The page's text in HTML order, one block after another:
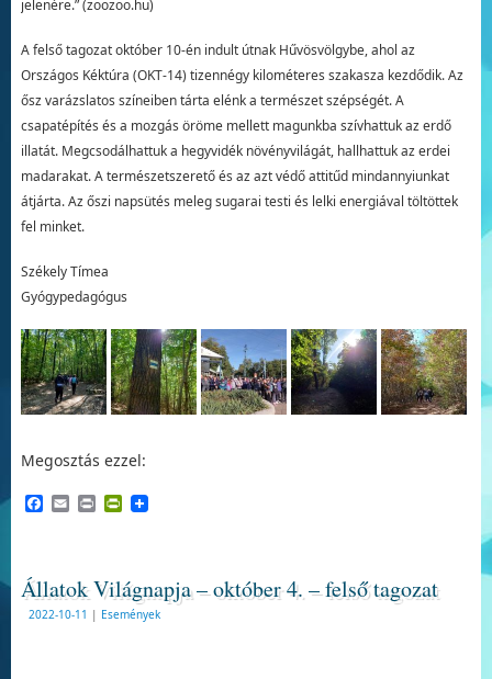
jelenére.” (zoozoo.hu)
A felső tagozat október 10-én indult útnak Hűvösvölgybe, ahol az
Országos Kéktúra (OKT-14) tizennégy kilométeres szakasza kezdődik. Az
ősz varázslatos színeiben tárta elénk a természet szépségét. A
csapatépítés és a mozgás öröme mellett magunkba szívhattuk az erdő
illatát. Megcsodálhattuk a hegyvidék növényvilágát, hallhattuk az erdei
madarakat. A természetszerető és az azt védő attitűd mindannyiunkat
átjárta. Az őszi napsütés meleg sugarai testi és lelki energiával töltöttek
fel minket.
Székely Tímea
Gyógypedagógus
Megosztás ezzel:
Facebook
EmailPrintPrintFriendly
Állatok Világnapja – október 4. – felső tagozat
2022-10-11 | Események